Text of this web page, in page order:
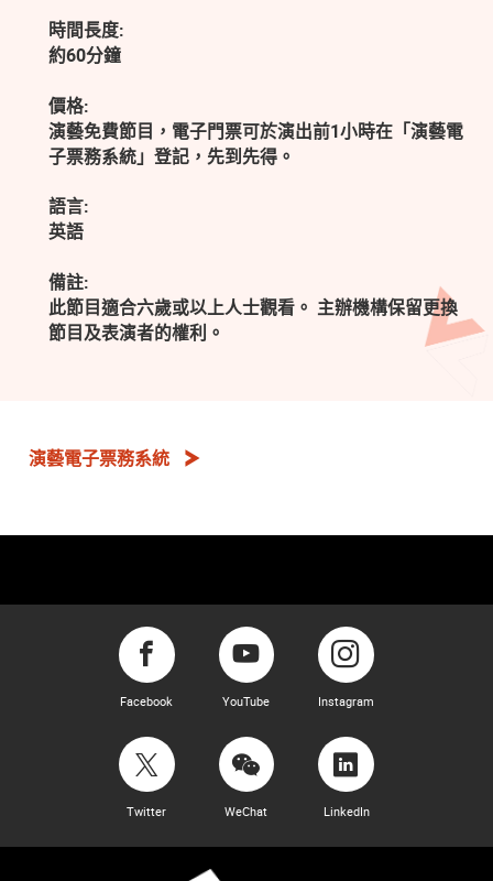
時間長度:
約60分鐘
價格:
演藝免費節目，電子門票可於演出前1小時在「演藝電
子票務系統」登記，先到先得。
語言:
英語
備註:
此節目適合六歲或以上人士觀看。 主辦機構保留更換
節目及表演者的權利。
演藝電子票務系統
Facebook YouTube Instagram
Twitter WeChat LinkedIn